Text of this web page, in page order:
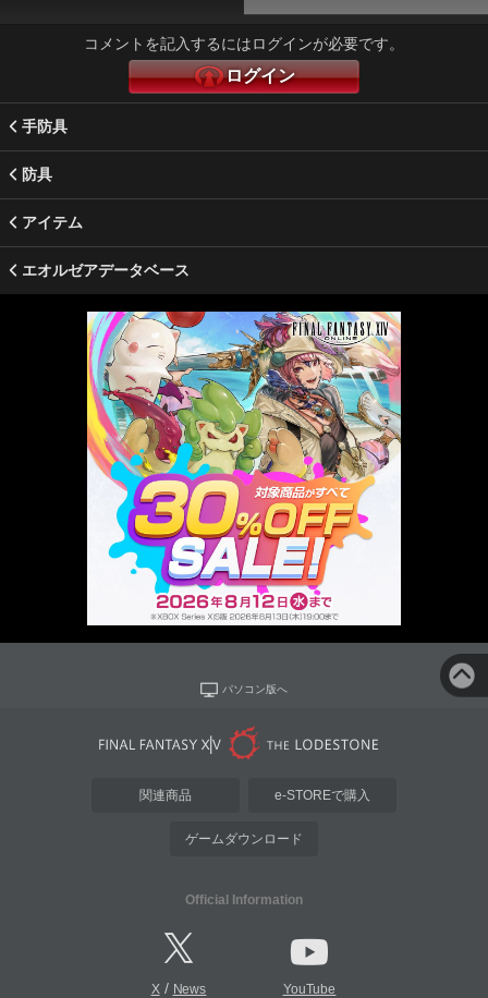
コメントを記入するにはログインが必要です。
ログイン
手防具
防具
アイテム
エオルゼアデータベース
パソコン版へ
関連商品 e-STOREで購入
ゲームダウンロード
Official Information
X/ News YouTube